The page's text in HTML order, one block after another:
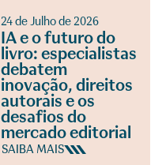
24 de Julho de 2026
IA e o futuro do
livro: especialistas
debatem
inovação, direitos
autorais e os
desafios do
mercado editorial
SAIBA MAIS